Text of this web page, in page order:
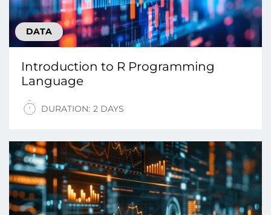
DATA
Introduction tо R Programming
Language
DURATION: 2 DAYS